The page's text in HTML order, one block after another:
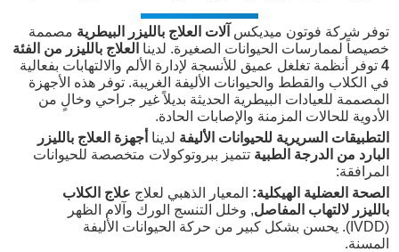
توفر شركة فوتون ميديكس آلات العلاج بالليزر البيطرية مصممة
خصيصاً لممارسات الحيوانات الصغيرة. لدينا العلاج بالليزر من الفئة
4 توفر أنظمة تغلغل عميق للأنسجة لإدارة الألم والالتهابات بفعالية
في الكلاب والقطط والحيوانات الأليفة الغريبة. توفر هذه الأجهزة
المصممة للعيادات البيطرية الحديثة بديلاً غير جراحي وخالٍ من
الأدوية للحالات المزمنة والإصابات الحادة.
التطبيقات السريرية للحيوانات الأليفة لدينا أجهزة العلاج بالليزر
البارد من الدرجة الطبية تتميز ببروتوكولات متخصصة للحيوانات
المرافقة:
الصحة العضلية الهيكلية: المعيار الذهبي لعلاج علاج الكلاب
بالليزر لالتهاب المفاصل, وخلل التنسج الورك وآلام الظهر
(IVDD). يحسن بشكل كبير من حركة الحيوانات الأليفة
المسنة.